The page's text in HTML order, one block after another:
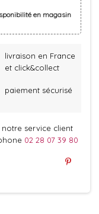
en magasin
livraison en France
et click&collect
paiement sécurisé
service client
02 28 07 39 80